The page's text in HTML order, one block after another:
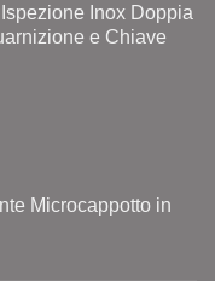
Inox Doppia
e Chiave
Microcappotto in